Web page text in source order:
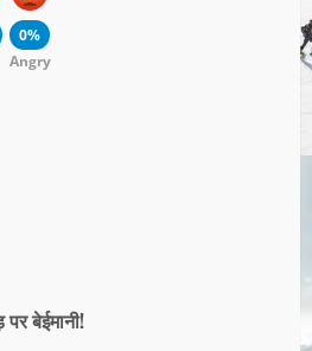
0%
Angry
बेईमानी!